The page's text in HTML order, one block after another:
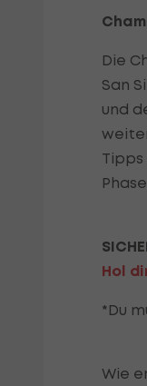
Die
San
und
Tipps
Hol
*Du
Wie